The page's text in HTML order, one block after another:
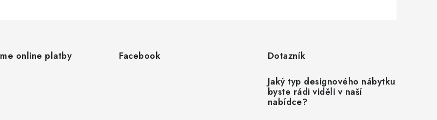
online platby Facebook Dotazník
Jaký typ designového nábytku
byste rádi viděli v naší
nabídce?